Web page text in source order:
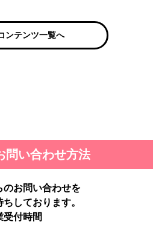
ンテンツ一覧へ
問い合わせ方法
のお問い合わせを
しております。
受付時間